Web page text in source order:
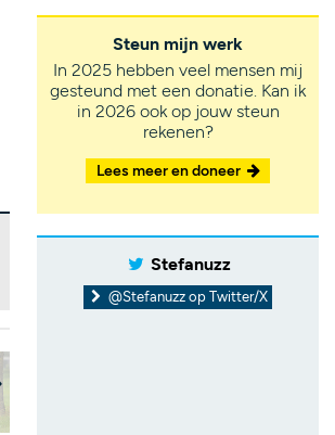
Steun mijn werk
In 2025 hebben veel mensen mij
gesteund met een donatie. Kan ik
in 2026 ook op jouw steun
rekenen?
Lees meer en doneer
Stefanuzz
@Stefanuzz op Twitter/X